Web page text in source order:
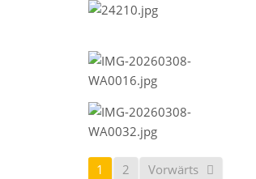
1 2 Vorwärts